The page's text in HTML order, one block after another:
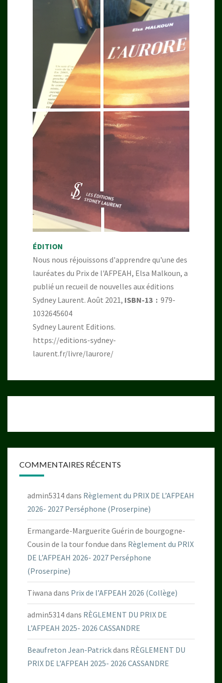
ÉDITION
Nous nous réjouissons d'apprendre qu'une des
lauréates du Prix de l'AFPEAH, Elsa Malkoun, a
publié un recueil de nouvelles aux éditions
Sydney Laurent. Août 2021,
ISBN-13 ‏ : ‎ 979-
1032645604
Sydney Laurent Editions.
https://editions-sydney-
laurent.fr/livre/laurore/
COMMENTAIRES RÉCENTS
admin5314dans Règlement du PRIX DE L’AFPEAH
2026- 2027 Perséphone (Proserpine)
Ermangarde-Marguerite Guérin de bourgogne-
Cousin de la tour fondue dans Règlement du PRIX
DE L’AFPEAH 2026- 2027 Perséphone
(Proserpine)
Tiwana dans Prix de l’AFPEAH 2026 (Collège)
admin5314dans RÈGLEMENT DU PRIX DE
L’AFPEAH 2025- 2026 CASSANDRE
Beaufreton Jean-Patrickdans RÈGLEMENT DU
PRIX DE L’AFPEAH 2025- 2026 CASSANDRE